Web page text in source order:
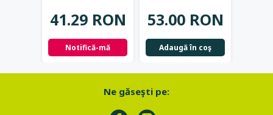
41.29 RON
Notifică-mă
53.00 RON
Adaugă în coş
Ne găseşti pe: